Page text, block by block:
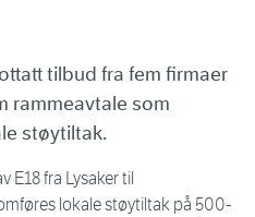
tilbud fra fem firmaer
rammeavtale som
støytiltak.
E18 fra Lysaker til
lokale støytiltak på 500-